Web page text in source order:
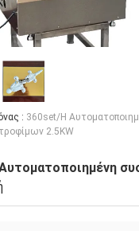
: 360set/H
2.5KW